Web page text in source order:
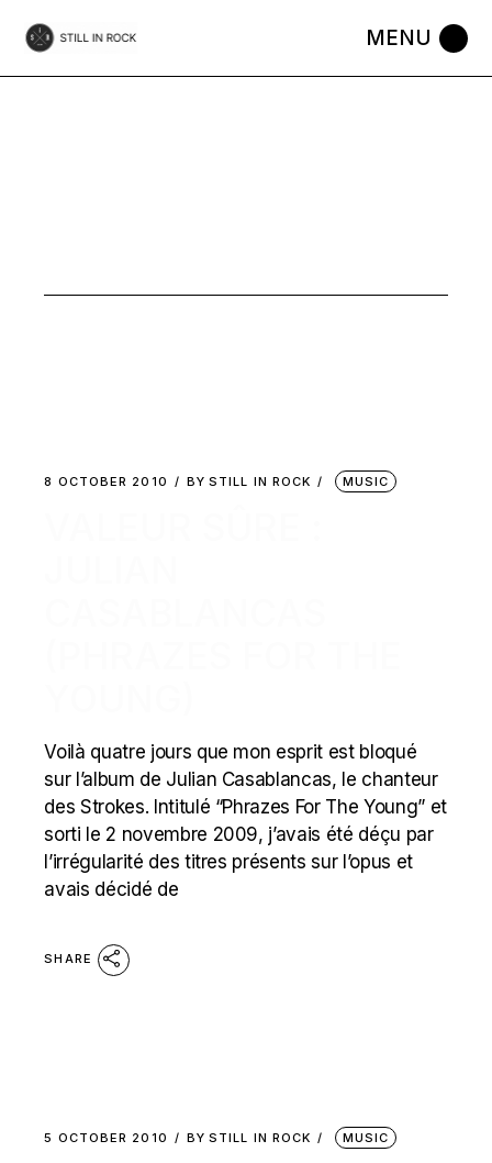
the
8 OCTOBER 2010 BY STILL IN ROCK MUSIC
Voilà quatre jours que mon esprit est bloqué
sur l’album de Julian Casablancas, le chanteur
des Strokes. Intitulé “Phrazes For The Young” et
sorti le 2 novembre 2009, j’avais été déçu par
l’irrégularité des titres présents sur l’opus et
avais décidé de
SHARE
5 OCTOBER 2010 BY STILL IN ROCK MUSIC